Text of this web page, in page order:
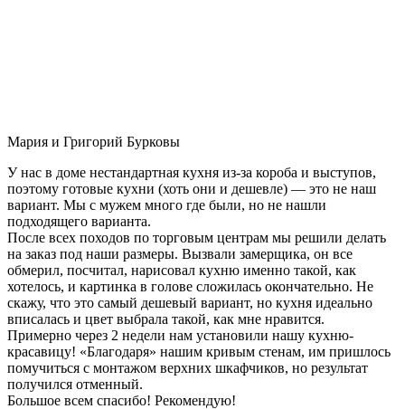
Мария и Григорий Бурковы
У нас в доме нестандартная кухня из-за короба и выступов,
поэтому готовые кухни (хоть они и дешевле) — это не наш
вариант. Мы с мужем много где были, но не нашли
подходящего варианта.
После всех походов по торговым центрам мы решили делать
на заказ под наши размеры. Вызвали замерщика, он все
обмерил, посчитал, нарисовал кухню именно такой, как
хотелось, и картинка в голове сложилась окончательно. Не
скажу, что это самый дешевый вариант, но кухня идеально
вписалась и цвет выбрала такой, как мне нравится.
Примерно через 2 недели нам установили нашу кухню-
красавицу! «Благодаря» нашим кривым стенам, им пришлось
помучиться с монтажом верхних шкафчиков, но результат
получился отменный.
Большое всем спасибо! Рекомендую!